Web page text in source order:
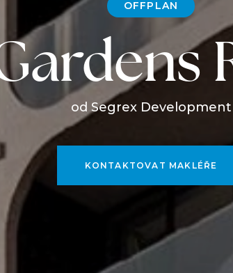
OFFPLAN
od Segrex Development
KONTAKTOVAT MAKLÉŘE